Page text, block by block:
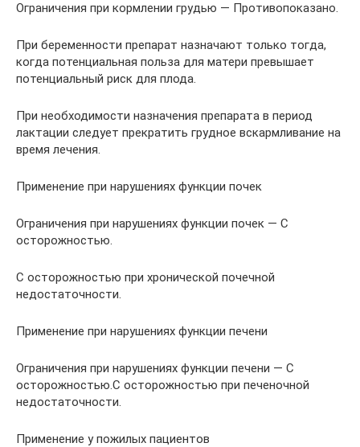
Ограничения при кормлении грудью — Противопоказано.
При беременности препарат назначают только тогда,
когда потенциальная польза для матери превышает
потенциальный риск для плода.
При необходимости назначения препарата в период
лактации следует прекратить грудное вскармливание на
время лечения.
Применение при нарушениях функции почек
Ограничения при нарушениях функции почек — С
осторожностью.
С осторожностью при хронической почечной
недостаточности.
Применение при нарушениях функции печени
Ограничения при нарушениях функции печени — С
осторожностью.С осторожностью при печеночной
недостаточности.
Применение у пожилых пациентов